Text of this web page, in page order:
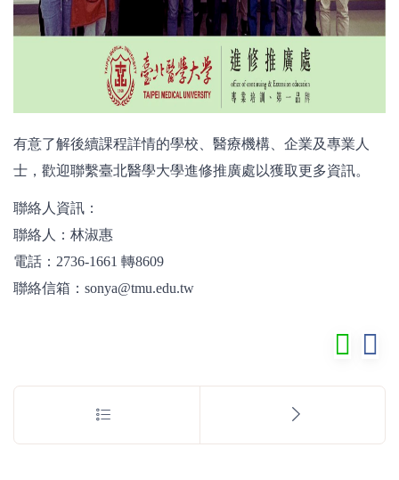
有意了解後續課程詳情的學校、醫療機構、企業及專業人
士，歡迎聯繫臺北醫學大學進修推廣處以獲取更多資訊。
聯絡人資訊：
聯絡人：林淑惠
電話：2736-1661 轉8609
聯絡信箱：sonya@tmu.edu.tw